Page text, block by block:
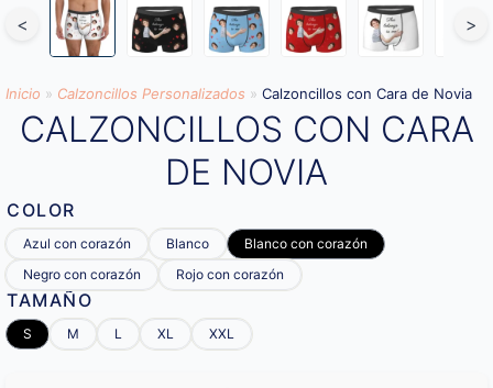
< >
Inicio » Calzoncillos Personalizados » Calzoncillos con Cara de Novia
CALZONCILLOS CON CARA
DE NOVIA
COLOR
Azul con corazón Blanco
Blanco con corazón
Negro con corazón
Rojo con corazón
TAMAÑO
S M L XL XXL